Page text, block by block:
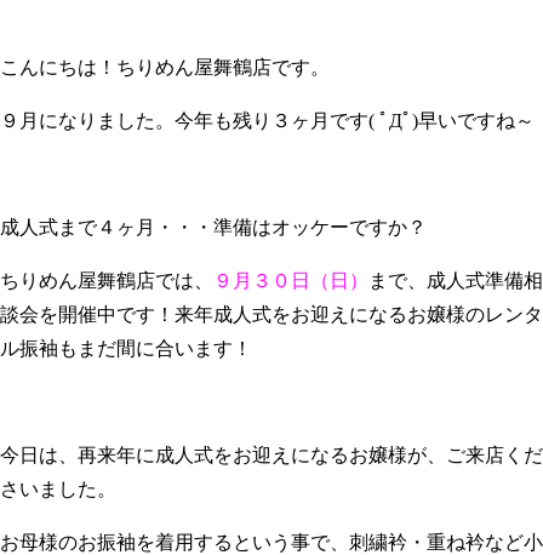
こんにちは！ちりめん屋舞鶴店です。
９月になりました。今年も残り３ヶ月です( ﾟДﾟ)早いですね～
成人式まで４ヶ月・・・準備はオッケーですか？
ちりめん屋舞鶴店では、 ９月３０日（日）
まで、成人式準備相
談会を開催中です！来年成人式をお迎えになるお嬢様のレンタ
ル振袖もまだ間に合います！
今日は、再来年に成人式をお迎えになるお嬢様が、ご来店くだ
さいました。
お母様のお振袖を着用するという事で、刺繍衿・重ね衿など小